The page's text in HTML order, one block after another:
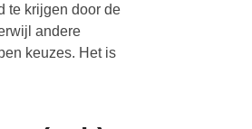
te krijgen door de
andere
keuzes. Het is